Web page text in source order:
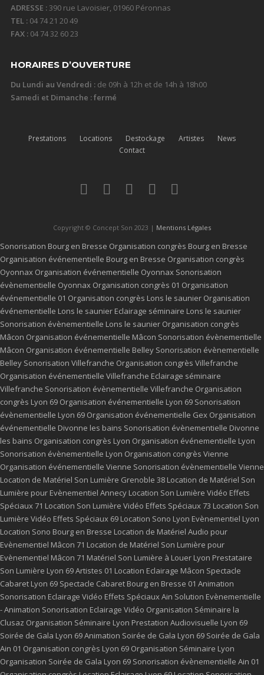
ADRESSE :390 rue Lavoisier, 01960 Péronnas
TEL :04 74 21 20 49
FAX :04 74 32 60 23
HORAIRES D’OUVERTURE
Du Lundi au Vendredi :de 09h à 12h et de 14h à 18h00
Samedi et Dimanche : fermé
Prestations Locations Destockage Artistes
News
Contact
Copyright © Concept Son 2023 | Mentions Légales
Sonorisation Bourg en Bresse Organisation congrès Bourg en Bresse
Organisation événementielle Bourg en Bresse Organisation congrès
Oyonnax Organisation événementielle Oyonnax Sonorisation
évènementielle Oyonnax Organisation congrès 01 Organisation
événementielle 01 Organisation congrès Lons le saunier Organisation
événementielle Lons le saunier Eclairage séminaire Lons le saunier
Sonorisation évènementielle Lons le saunier Organisation congrès
Mâcon Organisation événementielle Mâcon Sonorisation évènementielle
Mâcon Organisation événementielle Belley Sonorisation évènementielle
Belley Sonorisation Villefranche Organisation congrès Villefranche
Organisation événementielle Villefranche Eclairage séminaire
Villefranche Sonorisation évènementielle Villefranche Organisation
congrès Lyon 69 Organisation événementielle Lyon 69 Sonorisation
évènementielle Lyon 69 Organisation événementielle Gex Organisation
événementielle Divonne les bains Sonorisation évènementielle Divonne
les bains Organisation congrès Lyon Organisation événementielle Lyon
Sonorisation évènementielle Lyon Organisation congrès Vienne
Organisation événementielle Vienne Sonorisation évènementielle Vienne
Location de Matériel Son Lumière Grenoble 38 Location de Matériel Son
Lumière pour Evènementiel Annecy Location Son Lumière Vidéo Effets
Spéciaux 71 Location Son Lumière Vidéo Effets Spéciaux 73 Location Son
Lumière Vidéo Effets Spéciaux 69 Location Sono Lyon Evènementiel Lyon
Location Sono Bourg en Bresse Location de Matériel Audio pour
Evènementiel Mâcon 71 Location de Matériel Son Lumière pour
Evènementiel Mâcon 71 Matériel Son Lumière à Louer Lyon Prestataire
Son Lumière Lyon 69Artistes 01 Location Eclairage Mâcon Spectacle
Cabaret Lyon 69 Spectacle Cabaret Bourg en Bresse 01 Animation
Sonorisation Eclairage Vidéo Effets Spéciaux Ain Solution Evènementielle
- Animation Sonorisation Eclairage Vidéo Organisation Séminaire la
Clusaz Organisation Séminaire Lyon Prestation Audiovisuelle Lyon 69
Soirée de Gala Lyon 69Animation Soirée de Gala Lyon 69 Soirée de Gala
Ain 01 Organisation congrès Lyon 69 Organisation Séminaire Lyon
Organisation Soirée de Gala Lyon 69 Sonorisation évènementielle Ain 01